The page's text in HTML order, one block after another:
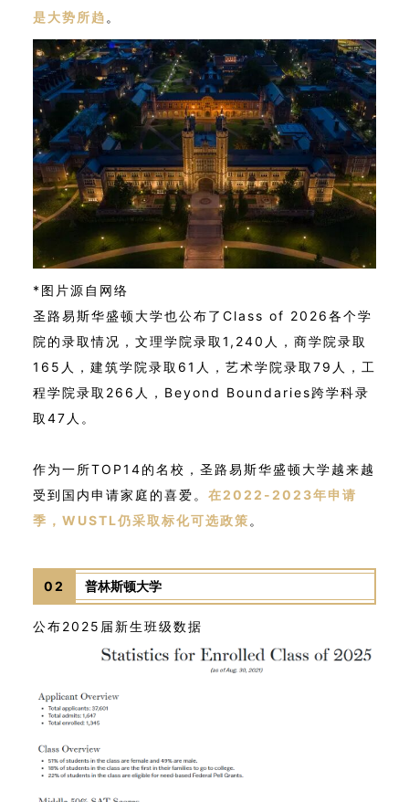
是大势所趋 。
*图片源自网络
圣路易斯华盛顿大学也公布了Class of 2026各个学
院的录取情况，文理学院录取1,240人，商学院录取
165人，建筑学院录取61人，艺术学院录取79人，工
程学院录取266人，Beyond Boundaries跨学科录
取47人。
作为一所TOP14的名校，圣路易斯华盛顿大学越来越
受到国内申请家庭的喜爱。 在2022-2023年申请
季，WUSTL仍采取标化可选政策 。
02 普林斯顿大学
公布2025届新生班级数据